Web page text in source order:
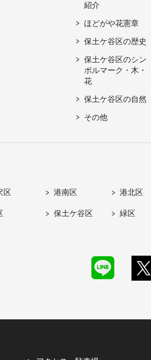
紹介
ほどがや花憲章
保土ケ谷区の歴史
保土ケ谷区のシン
ボルマーク・木・
花
保土ケ谷区の自然
その他
区 港南区 港北区
保土ケ谷区 緑区